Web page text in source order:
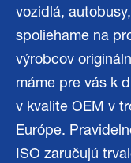
vozidlá,
spoliehame na
výrobcov
máme pre vás k
v kvalite OEM v
Európe.
ISO zaručujú